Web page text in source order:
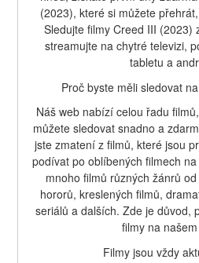
(2023), které si můžete
Sledujte filmy Creed III (2023)
streamujte na chytré televizi,
tabletu a
Proč byste měli sledovat
Náš web nabízí celou řadu
můžete sledovat snadno a
jste zmatení z filmů, které jsou
podívat po oblíbených filmech
mnoho filmů různých žánrů
hororů, kreslených filmů,
seriálů a dalších. Zde je důvod,
filmy na
Filmy jsou vždy